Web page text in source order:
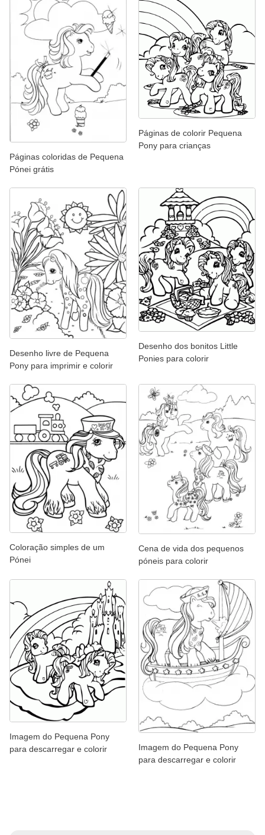
Páginas coloridas de Pequena
Pónei grátis
Páginas de colorir Pequena
Pony para crianças
Desenho livre de Pequena
Pony para imprimir e colorir
Desenho dos bonitos Little
Ponies para colorir
Coloração simples de um
Pónei
Cena de vida dos pequenos
póneis para colorir
Imagem do Pequena Pony
para descarregar e colorir
Imagem do Pequena Pony
para descarregar e colorir